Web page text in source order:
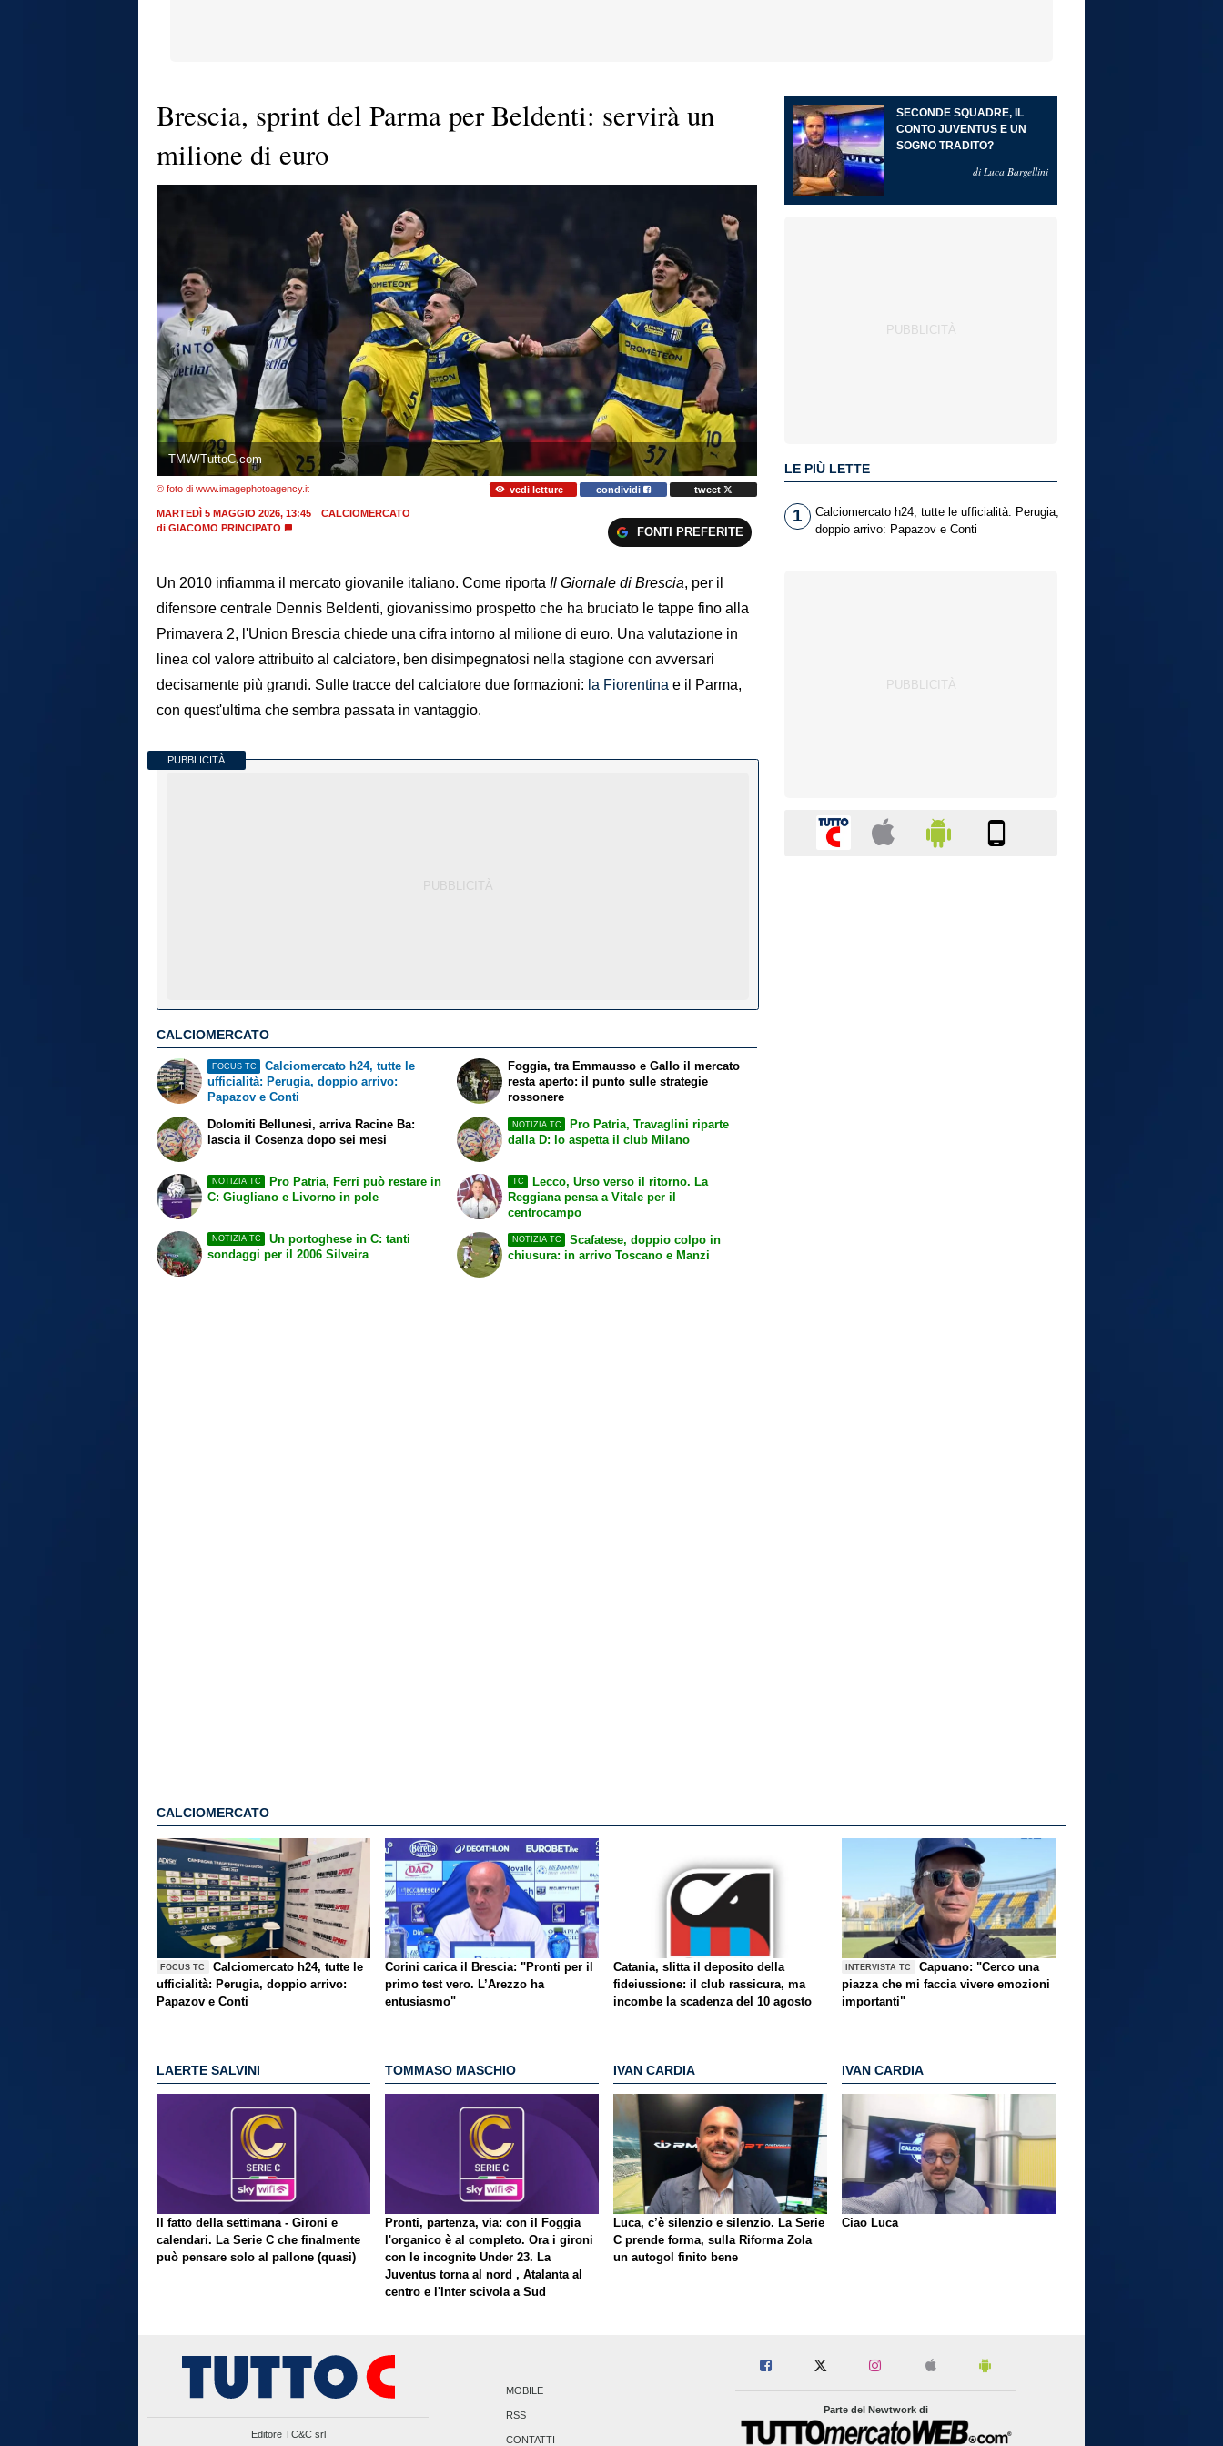
Brescia, sprint del Parma per Beldenti: servirà un
milione di euro
TMW/TuttoC.com
© foto di www.imagephotoagency.it vedi letture condividi tweet
MARTEDÌ 5 MAGGIO 2026, 13:45
CALCIOMERCATO
di GIACOMO PRINCIPATO FONTI PREFERITE
Un 2010 infiamma il mercato giovanile italiano. Come riporta Il Giornale di Brescia, per il
difensore centrale Dennis Beldenti, giovanissimo prospetto che ha bruciato le tappe fino alla
Primavera 2, l'Union Brescia chiede una cifra intorno al milione di euro. Una valutazione in
linea col valore attribuito al calciatore, ben disimpegnatosi nella stagione con avversari
decisamente più grandi. Sulle tracce del calciatore due formazioni: la Fiorentina e il Parma,
con quest'ultima che sembra passata in vantaggio.
PUBBLICITÀ
CALCIOMERCATO
FOCUS TC
Calciomercato h24, tutte le
ufficialità: Perugia, doppio arrivo:
Papazov e Conti
Dolomiti Bellunesi, arriva Racine Ba:
lascia il Cosenza dopo sei mesi
Foggia, tra Emmausso e Gallo il mercato
resta aperto: il punto sulle strategie
rossonere
NOTIZIA TC
Pro Patria, Travaglini riparte
dalla D: lo aspetta il club Milano
NOTIZIA TC
Pro Patria, Ferri può restare in
C: Giugliano e Livorno in pole
NOTIZIA TC
Un portoghese in C: tanti
sondaggi per il 2006 Silveira
TC
Lecco, Urso verso il ritorno. La
Reggiana pensa a Vitale per il
centrocampo
NOTIZIA TC
Scafatese, doppio colpo in
chiusura: in arrivo Toscano e Manzi
SECONDE SQUADRE, IL
CONTO JUVENTUS E UN
SOGNO TRADITO?
di Luca Bargellini
LE PIÙ LETTE
1
Calciomercato h24, tutte le ufficialità: Perugia,
doppio arrivo: Papazov e Conti
CALCIOMERCATO
FOCUS TC
Calciomercato h24, tutte le
ufficialità: Perugia, doppio arrivo:
Papazov e Conti
Corini carica il Brescia: "Pronti per il
primo test vero. L’Arezzo ha
entusiasmo"
Catania, slitta il deposito della
fideiussione: il club rassicura, ma
incombe la scadenza del 10 agosto
INTERVISTA TC
Capuano: "Cerco una
piazza che mi faccia vivere emozioni
importanti"
LAERTE SALVINI
Il fatto della settimana - Gironi e
calendari. La Serie C che finalmente
può pensare solo al pallone (quasi)
TOMMASO MASCHIO
Pronti, partenza, via: con il Foggia
l'organico è al completo. Ora i gironi
con le incognite Under 23. La
Juventus torna al nord , Atalanta al
centro e l'Inter scivola a Sud
IVAN CARDIA
Luca, c’è silenzio e silenzio. La Serie
C prende forma, sulla Riforma Zola
un autogol finito bene
IVAN CARDIA
Ciao Luca
Editore TC&C srl
MOBILE
RSS
CONTATTI
Parte del Newtwork di